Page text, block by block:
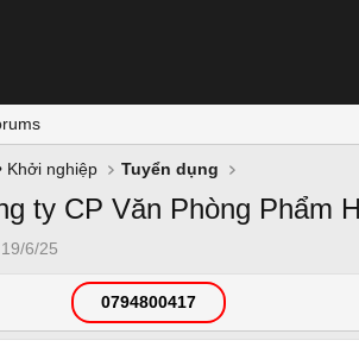
Khởi nghiệp Tuyển dụng
ty CP Văn Phòng Phẩm
N
19/6/25
0794800417